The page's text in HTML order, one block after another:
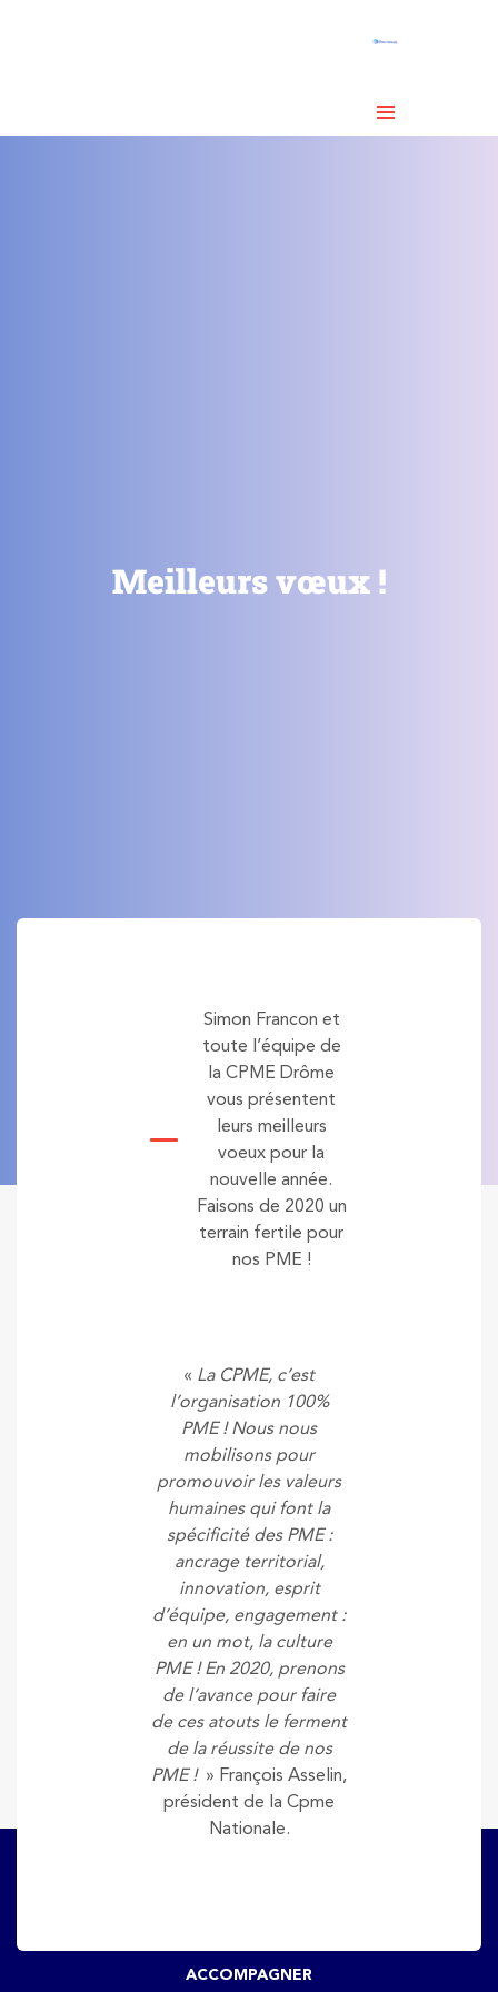
Meilleurs vœux !
Simon Francon et
toute l’équipe de
la CPME Drôme
vous présentent
leurs meilleurs
voeux pour la
nouvelle année.
Faisons de 2020 un
terrain fertile pour
nos PME !
« La CPME, c’est
l’organisation 100%
PME ! Nous nous
mobilisons pour
promouvoir les valeurs
humaines qui font la
spécificité des PME :
ancrage territorial,
innovation, esprit
d’équipe, engagement :
en un mot, la culture
PME ! En 2020, prenons
de l’avance pour faire
de ces atouts le ferment
de la réussite de nos
PME ! » François Asselin,
président de la Cpme
Nationale.
ACCOMPAGNER